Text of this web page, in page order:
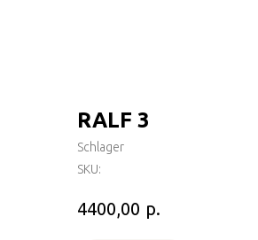
RALF 3
Schlager
SKU:
4400,00 р.